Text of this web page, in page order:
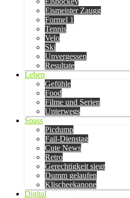
Eismeister Zaugg
Formel 1
Tennis
Velo
Ski
Unvergessen
Resultate
Leben
Gefühle
Food
Filme und Serien
Unterwegs
Spass
Picdump
Fail-Dienstag
Cute News
Retro
Gerechtigkeit siegt
Dumm gelaufen
Klischeekanone
Digital